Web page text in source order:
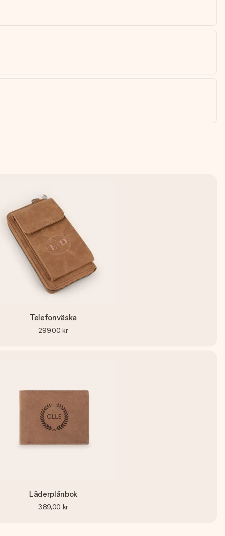
Telefonväska
299,00 kr
Läderplånbok
389,00 kr